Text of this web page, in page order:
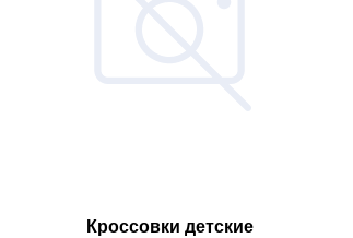
Кроссовки детские